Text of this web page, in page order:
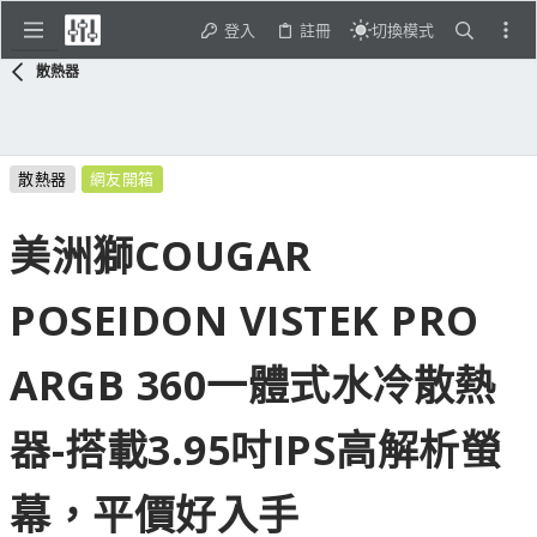
登入 註冊 切換模式
散熱器
散熱器 網友開箱
美洲獅COUGAR
POSEIDON VISTEK PRO
ARGB 360一體式水冷散熱
器-搭載3.95吋IPS高解析螢
幕，平價好入手